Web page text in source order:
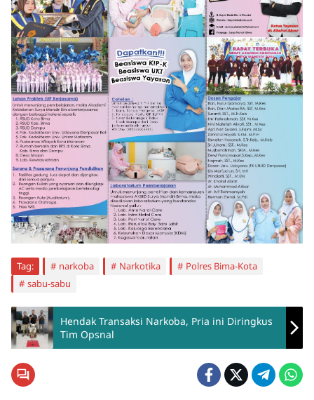
Tag: narkoba Narkotika
Polres Bima-Kota
sabu-sabu
Hendak Transaksi Narkoba, Pria ini Diringkus
Tim Opsnal